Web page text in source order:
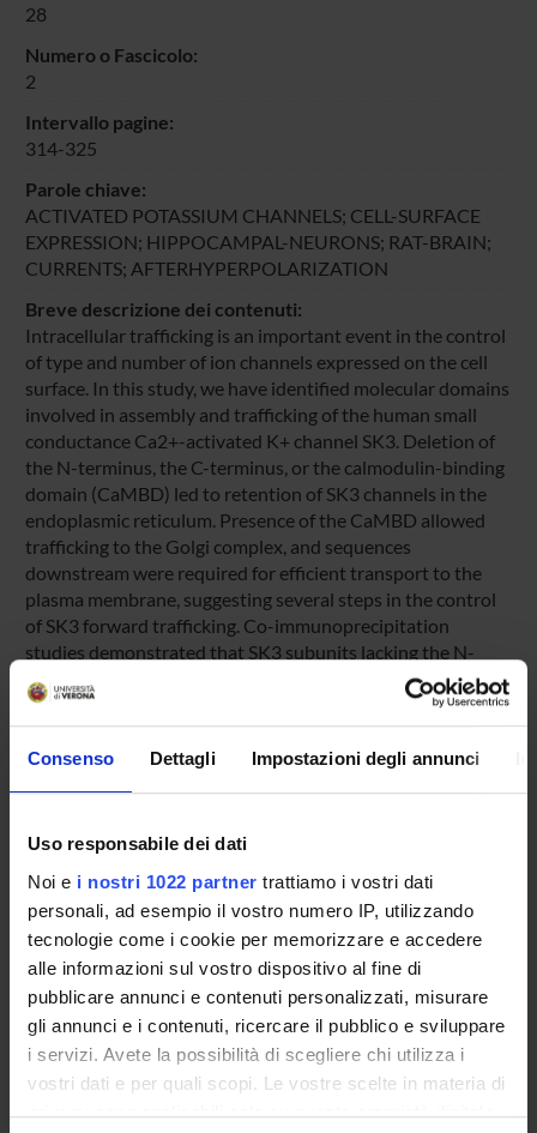
Consenso Dettagli Impostazioni degli annunci
Uso responsabile dei dati
Noi e i nostri 1022 partner trattiamo i vostri dati
personali, ad esempio il vostro numero IP, utilizzando
tecnologie come i cookie per memorizzare e accedere
alle informazioni sul vostro dispositivo al fine di
pubblicare annunci e contenuti personalizzati, misurare
gli annunci e i contenuti, ricercare il pubblico e sviluppare
i servizi. Avete la possibilità di scegliere chi utilizza i
vostri dati e per quali scopi. Le vostre scelte in materia di
privacy sono applicabili solo su questa proprietà digitale
28
Numero o Fascicolo:
2
Intervallo pagine:
314-325
Parole chiave:
ACTIVATED POTASSIUM CHANNELS; CELL-SURFACE
EXPRESSION; HIPPOCAMPAL-NEURONS; RAT-BRAIN;
CURRENTS; AFTERHYPERPOLARIZATION
Breve descrizione dei contenuti:
Intracellular trafficking is an important event in the control
of type and number of ion channels expressed on the cell
surface. In this study, we have identified molecular domains
involved in assembly and trafficking of the human small
conductance Ca2+-activated K+ channel SK3. Deletion of
the N-terminus, the C-terminus, or the calmodulin-binding
domain (CaMBD) led to retention of SK3 channels in the
endoplasmic reticulum. Presence of the CaMBD allowed
trafficking to the Golgi complex, and sequences
downstream were required for efficient transport to the
plasma membrane, suggesting several steps in the control
of SK3 forward trafficking. Co-immunoprecipitation
studies demonstrated that SK3 subunits lacking the N-
terminus, the CaMBD, or the distal C-terminus, but not the
entire C-terminus, were able to oligomerize with wild-type
SK3 subunits. Thus, these two C-terminal regions of SK3
seem to contribute to assembly and trafficking of channels
Id prodotto:
24930
Handle IRIS:
11562/24930
depositato il:
16 marzo 2012
ultima modifica:
11 novembre 2022
Citazione bibliografica: